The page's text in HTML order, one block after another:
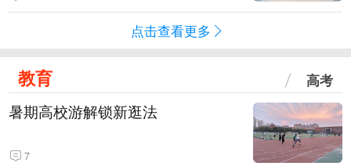
点击查看更多
教育 高考
暑期高校游解锁新逛法
7